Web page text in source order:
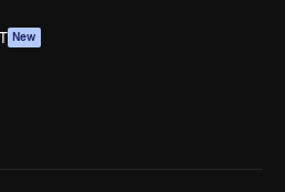
New